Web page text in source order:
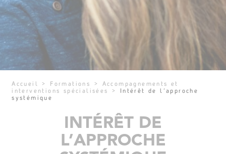
Accueil > Formations > Accompagnements et
interventions spécialisées
> Intérêt de l’approche
systémique
INTÉRÊT DE
L’APPROCHE